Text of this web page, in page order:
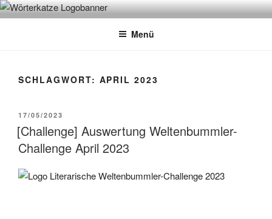
Zum
InhaltWÖRTERKATZE
Von Büchern erzählen
Menü
SCHLAGWORT: APRIL 2023
VERÖFFENTLICHT
AM
17/05/2023
[Challenge] Auswertung Weltenbummler-
Challenge April 2023